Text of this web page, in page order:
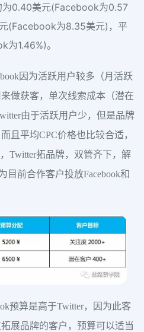
为0.40美元(Facebook为0.57
(Facebook为8.35美元)，平
为1.46%)。
因为活跃用户较多（月活跃
做获客，单次线索成本（潜在
由于活跃用户少，但是品牌
且平均CPC价格也比较合适，
Twitter拓品牌，双管齐下，解
目前合作客户投放Facebook和
预算是高于Twitter，因为此客
展品牌的客户，预算可以适当